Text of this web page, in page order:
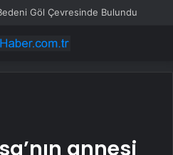
Göl Çevresinde Bulundu
annesi